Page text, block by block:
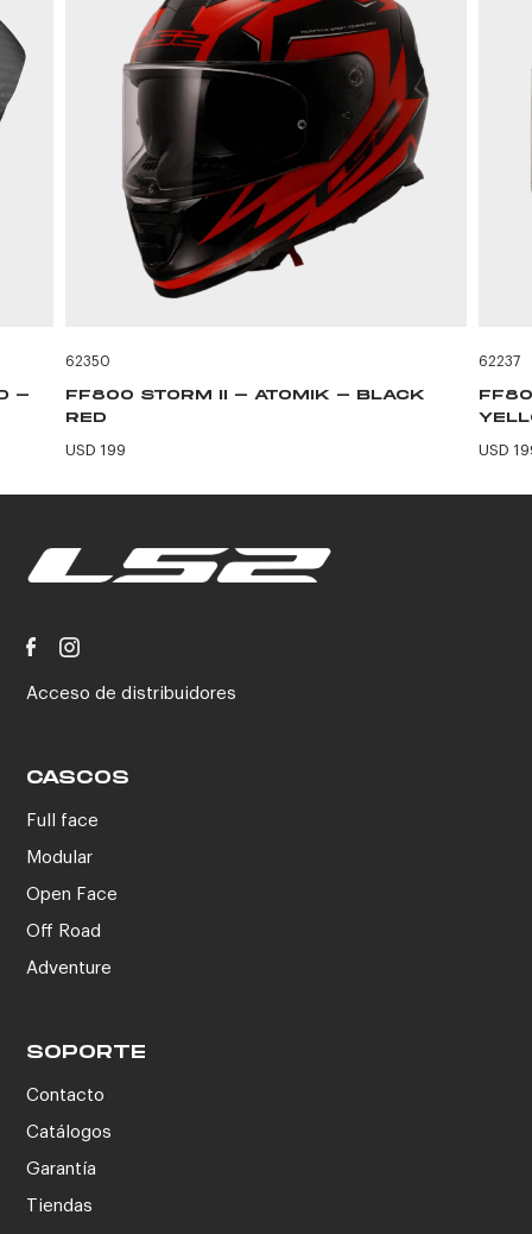
-
62350
FF800 STORM II - ATOMIK - BLACK
RED
USD 199
62237
USD
Acceso de distribuidores
CASCOS
Full face
Modular
Open Face
Off Road
Adventure
SOPORTE
Contacto
Catálogos
Garantía
Tiendas